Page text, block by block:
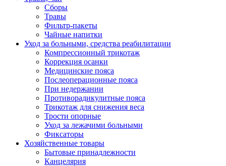
Сборы
Травы
Фильтр-пакеты
Чайные напитки
Уход за больными, средства реабилитации
Компрессионный трикотаж
Коррекция осанки
Медицинские пояса
Послеоперационные пояса
При недержании
Противорадикулитные пояса
Трикотаж для снижения веса
Трости опорные
Уход за лежачими больными
Фиксаторы
Хозяйственные товары
Бытовые принадлежности
Канцелярия